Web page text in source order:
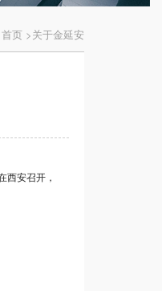
页 >关于金延安
西安召开，